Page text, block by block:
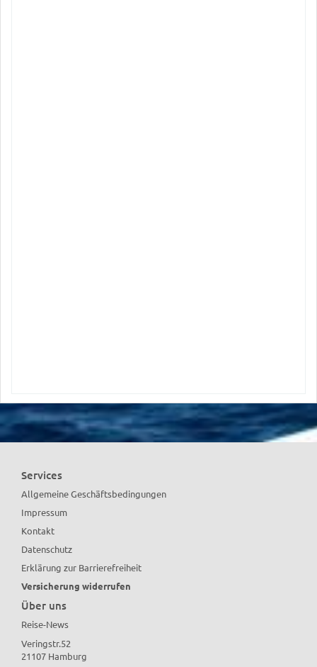
Services
Allgemeine Geschäftsbedingungen
Impressum
Kontakt
Datenschutz
Erklärung zur Barrierefreiheit
Versicherung widerrufen
Über uns
Reise-News
Veringstr.52
21107 Hamburg